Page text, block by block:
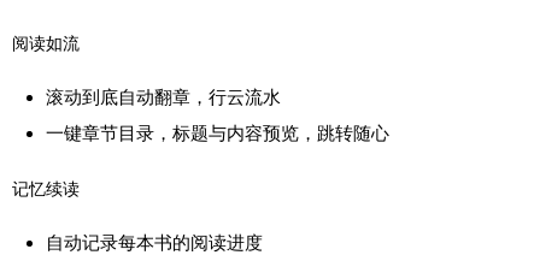
阅读如流
滚动到底自动翻章，行云流水
一键章节目录，标题与内容预览，跳转随心
记忆续读
自动记录每本书的阅读进度